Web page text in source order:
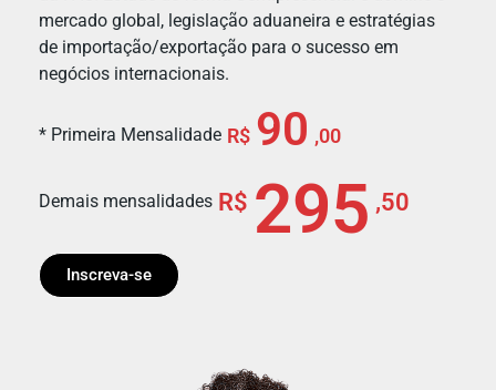
mercado global, legislação aduaneira e estratégias
de importação/exportação para o sucesso em
negócios internacionais.
* Primeira Mensalidade R$ 90 ,00
Demais mensalidades R$ 295 ,50
Inscreva-se